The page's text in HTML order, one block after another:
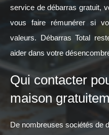
service de débarras gratuit,
vous faire rémunérer si
valeurs. Débarras Total
aider dans votre
Qui contacter
maison
De nombreuses sociétés de